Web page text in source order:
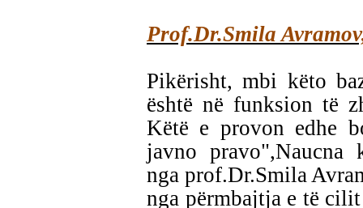
Prof.Dr.Smila
Pikërisht, mbi këto
është në funksion të
Këtë e provon edhe
javno pravo",Naucna
nga prof.Dr.Smila
nga përmbajtja e të